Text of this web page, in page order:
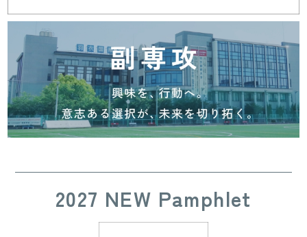
2027 NEW Pamphlet